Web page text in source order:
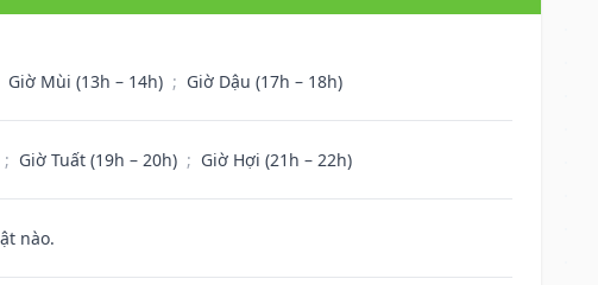
Giờ Mùi (13h – 14h) ; Giờ Dậu (17h – 18h)
; Giờ Tuất (19h – 20h) ; Giờ Hợi (21h – 22h)
nào.